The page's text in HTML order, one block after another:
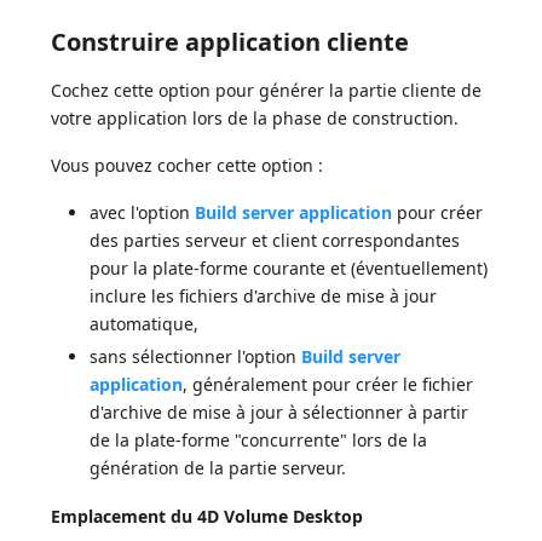
Construire application cliente
Cochez cette option pour générer la partie cliente de
votre application lors de la phase de construction.
Vous pouvez cocher cette option :
avec l'option Build server application pour créer
des parties serveur et client correspondantes
pour la plate-forme courante et (éventuellement)
inclure les fichiers d'archive de mise à jour
automatique,
sans sélectionner l'option Build server
application, généralement pour créer le fichier
d'archive de mise à jour à sélectionner à partir
de la plate-forme "concurrente" lors de la
génération de la partie serveur.
Emplacement du 4D Volume Desktop